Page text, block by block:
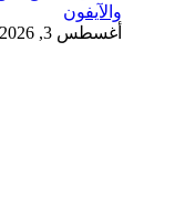
والآيفون
أغسطس 3, 2026